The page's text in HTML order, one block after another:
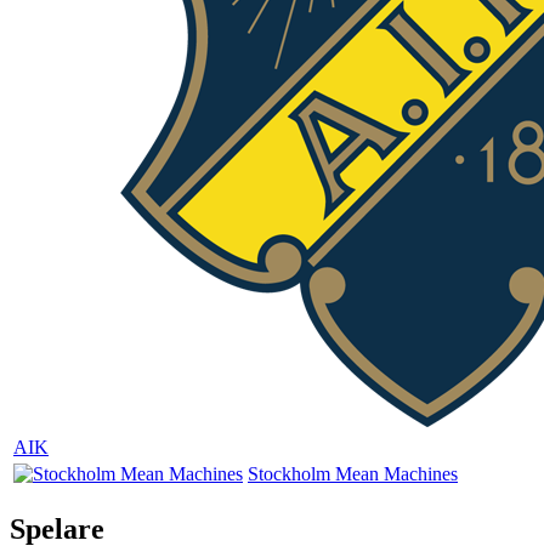
AIK
Stockholm Mean Machines
Spelare